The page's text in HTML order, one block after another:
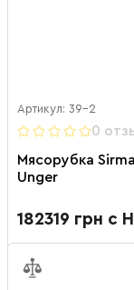
Артикул: 39-2
0
Мясорубка
Unger
182319 грн с